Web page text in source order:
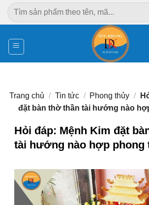
Chuyển
đến
dung
Tìm
kiếm:
Trang chủ / Tin tức / Phong thủy /
đặt bàn thờ thần tài hướng nào
Hỏi đáp: Mệnh Kim đặt
tài hướng nào hợp phong